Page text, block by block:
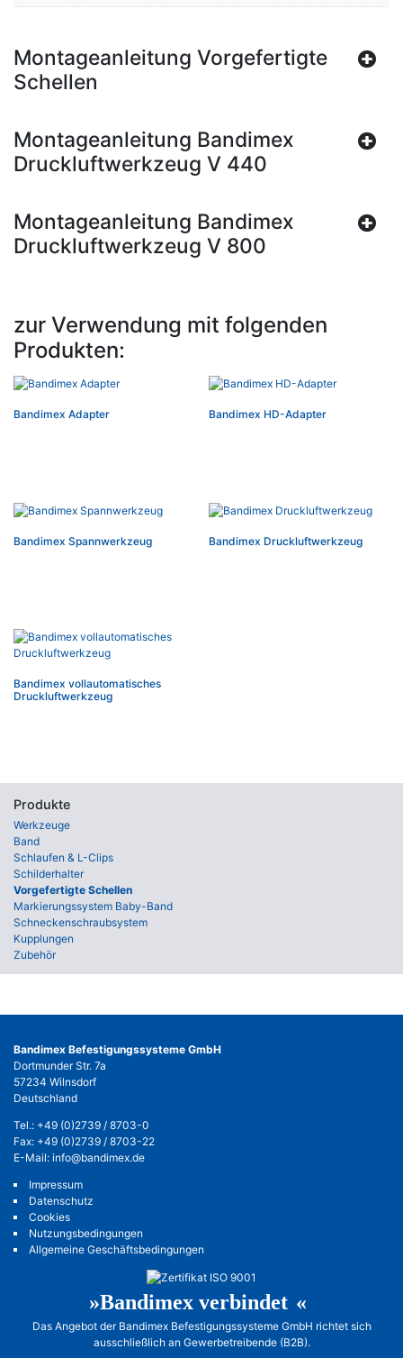
Montageanleitung Vorgefertigte
Schellen
Montageanleitung Bandimex
Druckluftwerkzeug V 440
Montageanleitung Bandimex
Druckluftwerkzeug V 800
zur Verwendung mit folgenden
Produkten:
Bandimex Adapter Bandimex HD-Adapter
Bandimex Spannwerkzeug Bandimex Druckluftwerkzeug
Bandimex vollautomatisches
Druckluftwerkzeug
Produkte
Werkzeuge
Band
Schlaufen & L-Clips
Schilderhalter
Vorgefertigte Schellen
Markierungssystem Baby-Band
Schneckenschraubsystem
Kupplungen
Zubehör
Bandimex Befestigungssysteme GmbH
Dortmunder Str. 7a
57234 Wilnsdorf
Deutschland
Tel.: +49 (0)2739 / 8703-0
Fax: +49 (0)2739 / 8703-22
E-Mail: info@bandimex.de
Impressum
Datenschutz
Cookies
Nutzungsbedingungen
Allgemeine Geschäftsbedingungen
»Bandimex verbindet«
Das Angebot der Bandimex Befestigungssysteme GmbH richtet sich
ausschließlich an Gewerbetreibende (B2B).